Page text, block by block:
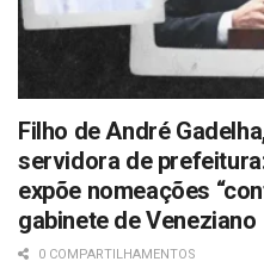
Filho de André
servidora de
expõe nomeações
gabinete de Veneziano
0 COMPARTILHAMENTOS